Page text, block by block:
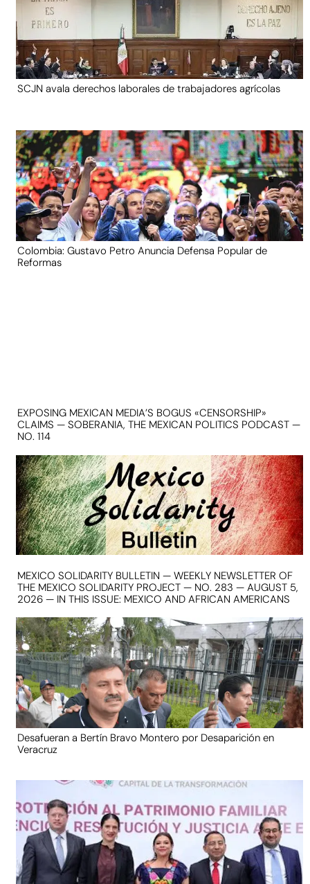
SCJN avala derechos laborales de trabajadores agrícolas
Colombia: Gustavo Petro Anuncia Defensa Popular de
Reformas
EXPOSING MEXICAN MEDIA’S BOGUS «CENSORSHIP»
CLAIMS — SOBERANIA, THE MEXICAN POLITICS PODCAST —
NO. 114
MEXICO SOLIDARITY BULLETIN — WEEKLY NEWSLETTER OF
THE MEXICO SOLIDARITY PROJECT — NO. 283 — AUGUST 5,
2026 — IN THIS ISSUE: MEXICO AND AFRICAN AMERICANS
Desafueran a Bertín Bravo Montero por Desaparición en
Veracruz